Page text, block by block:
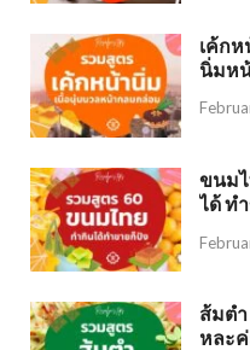
เค้ก
นิ่มห
ขนมไ
ได้ ท
ส้มต
หละ